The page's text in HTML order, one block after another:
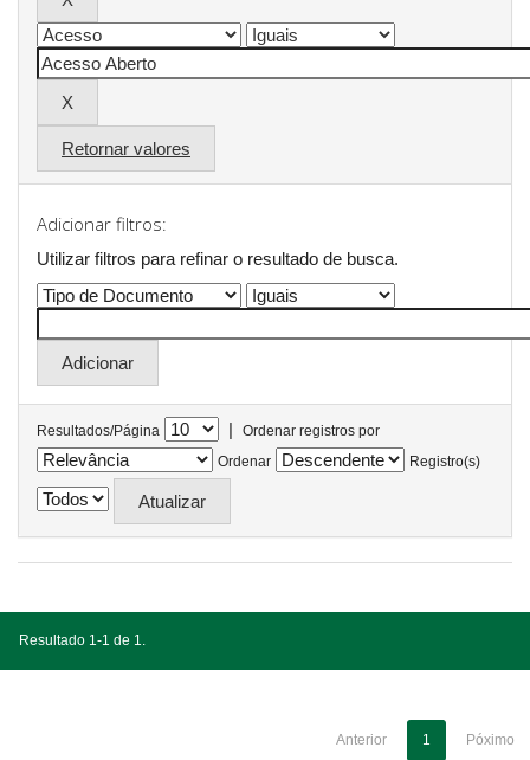
Retornar valores
Adicionar filtros:
Utilizar filtros para refinar o resultado de busca.
Resultados/Página |
Ordenar registros por
Ordenar
Registro(s)
Resultado 1-1 de 1.
Anterior 1 Póximo